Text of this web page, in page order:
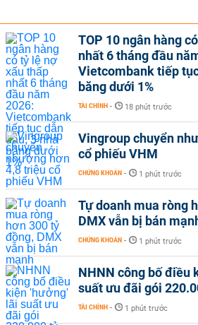
TOP 10 ngân hàng
nhất 6 tháng đầu
Vietcombank tiếp
băng dưới 1%
TÀI CHÍNH - 18 phút trước
Vingroup chuyển
cổ phiếu VHM
CHỨNG KHOÁN - 1 phút trước
Tự doanh mua ròng
DMX vẫn bị bán
CHỨNG KHOÁN - 1 phút trước
NHNN công bố điều
suất ưu đãi gói
TÀI CHÍNH - 1 phút trước